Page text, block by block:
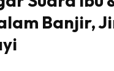
Banjir,